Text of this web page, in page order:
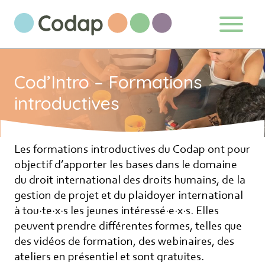
Cod’Intro – Formations
introductives
Les formations introductives du Codap ont pour
objectif d’apporter les bases dans le domaine
du droit international des droits humains, de la
gestion de projet et du plaidoyer international
à tou·te·x·s les jeunes intéressé·e·x·s. Elles
peuvent prendre différentes formes, telles que
des vidéos de formation, des webinaires, des
ateliers en présentiel et sont gratuites.
S'abonner à notre newsletter
Ne manquez pas les nouveautés que nous
réservons à nos fidèles abonnés.
Votre adresse de messagerie est
uniquement utilisée pour vous envoyer
notre lettre d'information ainsi que des